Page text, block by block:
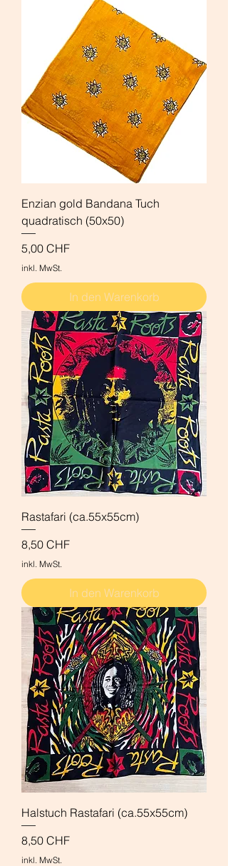
Enzian gold Bandana Tuch
quadratisch (50x50)
Preis
5,00 CHF
inkl. MwSt.
In den Warenkorb
Rastafari (ca.55x55cm)
Preis
8,50 CHF
inkl. MwSt.
In den Warenkorb
Halstuch Rastafari (ca.55x55cm)
Preis
8,50 CHF
inkl. MwSt.